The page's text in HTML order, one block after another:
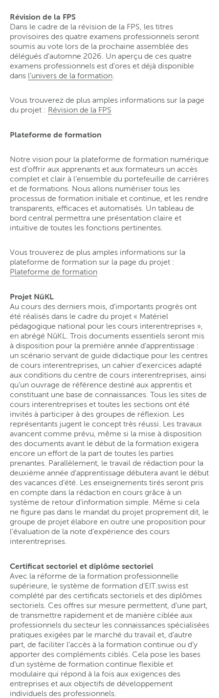
Révision de la FPS
Dans le cadre de la révision de la FPS, les titres
provisoires des quatre examens professionnels seront
soumis au vote lors de la prochaine assemblée des
délégués d’automne 2026. Un aperçu de ces quatre
examens professionnels est d’ores et déjà disponible
dans l’univers de la formation
Vous trouverez de plus amples informations sur la page
du projet : Révision de la FPS
Plateforme de formation
Notre vision pour la plateforme de formation numérique
est d’offrir aux apprenants et aux formateurs un accès
complet et clair à l’ensemble du portefeuille de carrières
et de formations. Nous allons numériser tous les
processus de formation initiale et continue, et les rendre
transparents, efficaces et automatisés. Un tableau de
bord central permettra une présentation claire et
intuitive de toutes les fonctions pertinentes.
Vous trouverez de plus amples informations sur la
plateforme de formation sur la page du projet :
Plateforme de formation
Projet NüKL
Au cours des derniers mois, d’importants progrès ont
été réalisés dans le cadre du projet « Matériel
pédagogique national pour les cours interentreprises »,
en abrégé NüKL. Trois documents essentiels seront mis
à disposition pour la première année d’apprentissage :
un scénario servant de guide didactique pour les centres
de cours interentreprises, un cahier d’exercices adapté
aux conditions du centre de cours interentreprises, ainsi
qu’un ouvrage de référence destiné aux apprentis et
constituant une base de connaissances. Tous les sites de
cours interentreprises et toutes les sections ont été
invités à participer à des groupes de réflexion. Les
représentants jugent le concept très réussi. Les travaux
avancent comme prévu, même si la mise à disposition
des documents avant le début de la formation exigera
encore un effort de la part de toutes les parties
prenantes. Parallèlement, le travail de rédaction pour la
deuxième année d’apprentissage débutera avant le début
des vacances d’été. Les enseignements tirés seront pris
en compte dans la rédaction en cours grâce à un
système de retour d’information simple. Même si cela
ne figure pas dans le mandat du projet proprement dit, le
groupe de projet élabore en outre une proposition pour
l’évaluation de la note d’expérience des cours
interentreprises.
Certificat sectoriel et diplôme sectoriel
Avec la réforme de la formation professionnelle
supérieure, le système de formation d'EIT.swiss est
complété par des certificats sectoriels et des diplômes
sectoriels. Ces offres sur mesure permettent, d’une part,
de transmettre rapidement et de manière ciblée aux
professionnels du secteur les connaissances spécialisées
pratiques exigées par le marché du travail et, d’autre
part, de faciliter l’accès à la formation continue ou d’y
apporter des compléments ciblés. Cela pose les bases
d’un système de formation continue flexible et
modulaire qui répond à la fois aux exigences des
entreprises et aux objectifs de développement
individuels des professionnels.